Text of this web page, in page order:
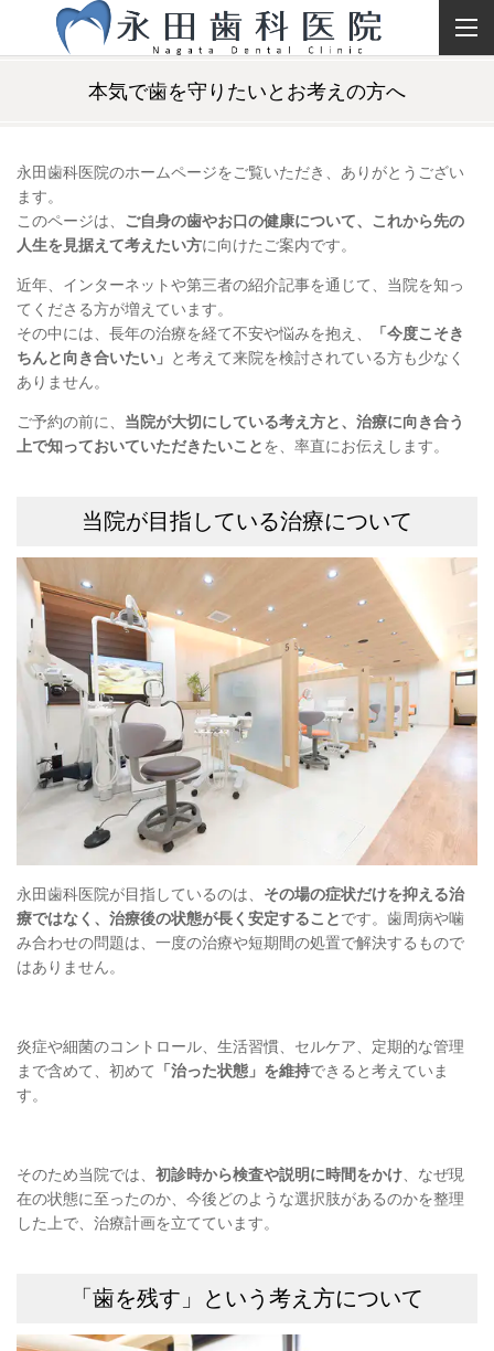
本気で歯を守りたいとお考えの方へ
永田歯科医院のホームページをご覧いただき、ありがとうござい
ます。
このページは、 ご自身の歯やお口の健康について、これから先の
人生を見据えて考えたい方に向けたご案内です。
近年、インターネットや第三者の紹介記事を通じて、当院を知っ
てくださる方が増えています。
その中には、長年の治療を経て不安や悩みを抱え、
「今度こそき
ちんと向き合いたい」 と考えて来院を検討されている方も少なく
ありません。
ご予約の前に、 当院が大切にしている考え方と、治療に向き合う
上で知っておいていただきたいことを、率直にお伝えします。
当院が目指している治療について
永田歯科医院が目指しているのは、 その場の症状だけを抑える治
療ではなく、治療後の状態が長く安定することです。歯周病や噛
み合わせの問題は、一度の治療や短期間の処置で解決するもので
はありません。
炎症や細菌のコントロール、生活習慣、セルケア、定期的な管理
まで含めて、初めて
「治った状態」を維持できると考えていま
す。
そのため当院では、 初診時から検査や説明に時間をかけ 、なぜ現
在の状態に至ったのか、今後どのような選択肢があるのかを整理
した上で、治療計画を立てています。
「歯を残す」という考え方について